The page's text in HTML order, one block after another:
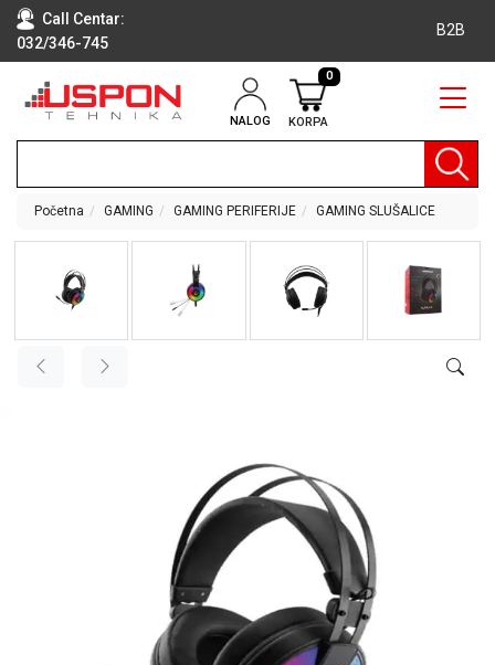
Call Centar:
032/346-745
B2B
NALOG KORPA
0
RAČUNARI
TEHNIKA
OPREMA
AUDIO,
VIDEO
Početna GAMING GAMING PERIFERIJE GAMING SLUŠALICE